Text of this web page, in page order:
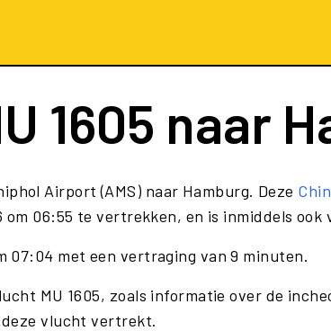
1605 naar
Airport (AMS) naar Hamburg. Deze
om 06:55 te vertrekken, en is inmiddels ook
07:04 met een vertraging van 9 minuten.
MU 1605, zoals informatie over de
vlucht vertrekt.